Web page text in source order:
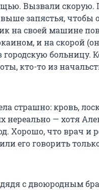
Вызвали
запястья, чтобы
на своей машине
и на скорой
больницу.
кто-то из
страшно: кровь,
нереально — хотя
Хорошо, что врач и
его говорить
с двоюродным